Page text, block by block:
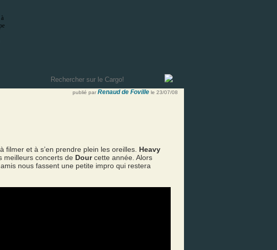
publié par Renaud de Foville le 23/07/08
filmer et à s’en prendre plein les oreilles. Heavy
meilleurs concerts de Dourcette année. Alors
nous fassent une petite impro qui restera